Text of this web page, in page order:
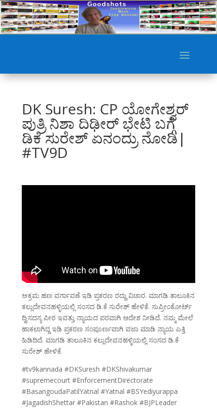
DK Suresh: CP ಯೋಗೇಶ್ವರ್
ಪುತ್ರಿ ನಿಶಾ ದಿಢೀರ್ ಭೇಟಿ ಬಗ್ಗೆ
ಡಿಕೆ ಸುರೇಶ್ ಏನಂದ್ರು ನೋಡಿ|
#TV9D
ಅಕ್ರಮ ಹಣ ವರ್ಗಾವಣೆ ಇಡಿ ಪ್ರಕರಣ ರದ್ದು ವಿಚಾರ. ಮಾಗಡಿ ತಾಲೂಕಿನ
ಕಲ್ಲುದೇವನಹಳ್ಳಿಯಲ್ಲಿ ಸಂಸದ ಡಿ.ಕೆ ಸುರೇಶ್ ಹೇಳಿಕೆ. ಸುಪ್ರೀಂಕೋರ್ಟ್
ದ್ವಿಸದಸ್ಯ ಪೀಠ ಇವತ್ತು ನ್ಯಾಯದ ಪರವಾಗಿ ಆದೇಶ ನೀಡಿದೆ. ನಮ್ಮ ಮೇಲೆ
ಹಾಕಲಾಗಿದ್ದ ಇಡಿ ಪ್ರಕರಣ ಸಂಪೂರ್ಣವಾಗಿ ವಜಾ ಮಾಡಿ ನ್ಯಾಯ ಎತ್ತಿ
ಹಿಡಿದಿದೆ. ಮಾಗಡಿ ತಾಲೂಕಿನ ಕಲ್ಲುದೇವನಹಳ್ಳಿಯಲ್ಲಿ ಸಂಸದ ಡಿ.ಕೆ
ಸುರೇಶ್ ಹೇಳಿಕೆ.
#tv9kannada #DKSuresh #DKShivakumar
#supremecourt #EnforcementDirectorate
#BasangoudaPatilYatnal #Yatnal #BSYediyurappa
#JagadishShettar #Pakistan #Rashok #BJPLeader